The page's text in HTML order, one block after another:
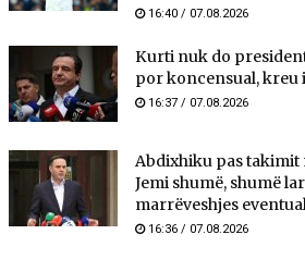
16:40 / 07.08.2026
Kurti nuk do
por koncensual, kreu i
16:37 / 07.08.2026
Abdixhiku pas takimit
Jemi shumë, shumë
marrëveshjes
16:36 / 07.08.2026